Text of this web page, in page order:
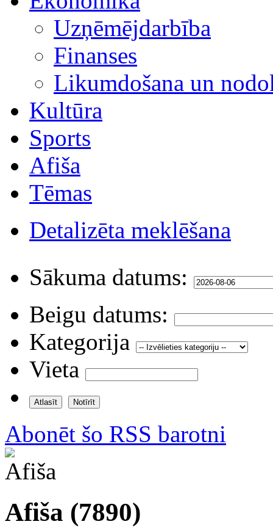
Uzņēmējdarbība
Finanses
Likumdošana un
Kultūra
Sports
Afiša
Tēmas
Detalizēta meklēšana
Sākuma datums:
Beigu datums:
Kategorija
Vieta
Abonēt šo RSS barotni
Afiša (7890)